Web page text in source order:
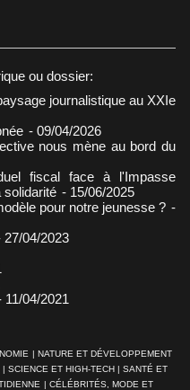
ou dossier:
journalistique au XXIe
- 09/04/2026
nous mène au bord du
fiscal face à l'Impasse
solidarité - 15/06/2025
pour notre jeunesse ? -
27/04/2023
11/04/2021
| NATURE ET DÉVELOPPEMENT
| SCIENCE ET HIGH-TECH | SANTÉ ET
| CÉLÉBRITÉS, MODE ET